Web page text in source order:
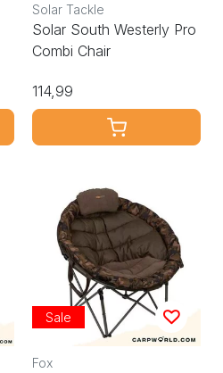
Solar Tackle
Solar South Westerly Pro
Combi Chair
114,99
Sale
Fox